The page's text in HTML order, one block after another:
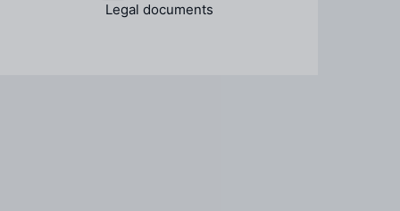
Legal documents